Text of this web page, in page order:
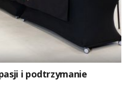
i podtrzymanie